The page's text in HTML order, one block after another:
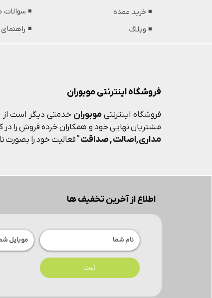
فروشگاه اینترنتی موبوران
فروشگاه اینترنتیموبوران خدمتی دیگر است از
مشتریان نهایی خود و همکاران خرده فروش را در
مداری,اصالت , صداقت "فعالیت خود را بصورت
اطلاع از آخرین تخفیف ها
ثبت
◾️ سوالات
◾️
◾️ خرید عمده
◾️ وبلاگ